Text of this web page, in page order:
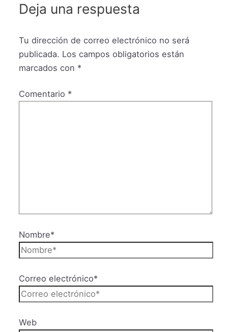
Deja una respuesta
Tu dirección de correo electrónico no será
publicada. Los campos obligatorios están
marcados con *
Comentario *
Nombre*
Correo electrónico*
Web